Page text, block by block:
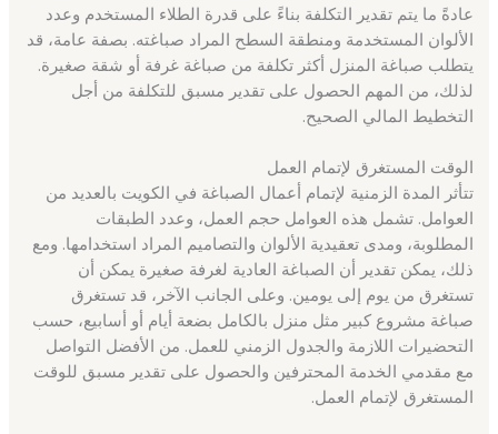
عادةً ما يتم تقدير التكلفة بناءً على قدرة الطلاء المستخدم وعدد
الألوان المستخدمة ومنطقة السطح المراد صباغته. بصفة عامة، قد
يتطلب صباغة المنزل أكثر تكلفة من صباغة غرفة أو شقة صغيرة.
لذلك، من المهم الحصول على تقدير مسبق للتكلفة من أجل
التخطيط المالي الصحيح.
الوقت المستغرق لإتمام العمل
تتأثر المدة الزمنية لإتمام أعمال الصباغة في الكويت بالعديد من
العوامل. تشمل هذه العوامل حجم العمل، وعدد الطبقات
المطلوبة، ومدى تعقيدية الألوان والتصاميم المراد استخدامها. ومع
ذلك، يمكن تقدير أن الصباغة العادية لغرفة صغيرة يمكن أن
تستغرق من يوم إلى يومين. وعلى الجانب الآخر، قد تستغرق
صباغة مشروع كبير مثل منزل بالكامل بضعة أيام أو أسابيع، حسب
التحضيرات اللازمة والجدول الزمني للعمل. من الأفضل التواصل
مع مقدمي الخدمة المحترفين والحصول على تقدير مسبق للوقت
المستغرق لإتمام العمل.